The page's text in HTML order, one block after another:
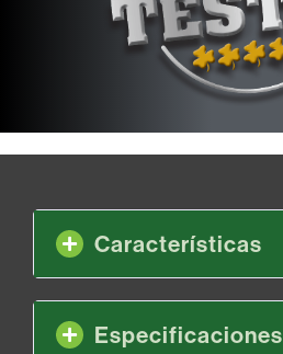
Características
Especificaciones